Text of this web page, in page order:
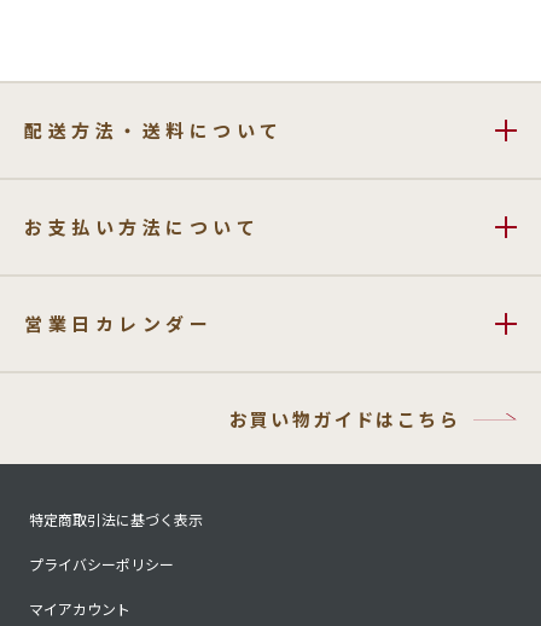
配送方法・送料について
お支払い方法について
営業日カレンダー
お買い物ガイドはこちら
特定商取引法に基づく表示
プライバシーポリシー
マイアカウント